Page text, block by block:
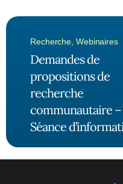
Recherche Webinaires
Demandes de
propositions de
recherche
communautaire –
Séance